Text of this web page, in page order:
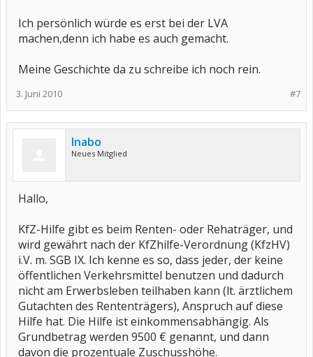
Ich persönlich würde es erst bei der LVA
machen,denn ich habe es auch gemacht.
Meine Geschichte da zu schreibe ich noch rein.
#7
3. Juni 2010
Inabo
Neues Mitglied
Hallo,
KfZ-Hilfe gibt es beim Renten- oder Rehaträger, und
wird gewährt nach der KfZhilfe-Verordnung (KfzHV)
i.V. m. SGB IX. Ich kenne es so, dass jeder, der keine
öffentlichen Verkehrsmittel benutzen und dadurch
nicht am Erwerbsleben teilhaben kann (lt. ärztlichem
Gutachten des Rententrägers), Anspruch auf diese
Hilfe hat. Die Hilfe ist einkommensabhängig. Als
Grundbetrag werden 9500 € genannt, und dann
davon die prozentuale Zuschusshöhe.